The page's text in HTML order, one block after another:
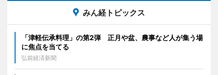
みん経トピックス
「津軽伝承料理」の第2弾 正月や盆、農事など人が集う場
に焦点を当てる
弘前経済新聞